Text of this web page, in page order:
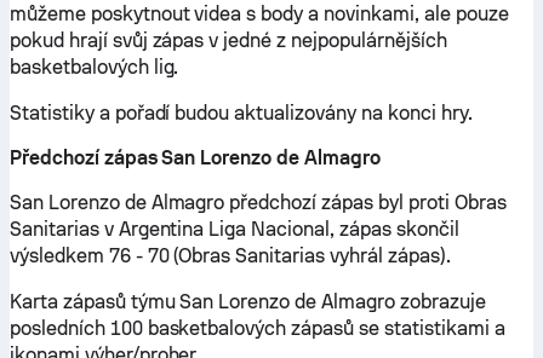
můžeme poskytnout videa s body a novinkami, ale pouze
pokud hrají svůj zápas v jedné z nejpopulárnějších
basketbalových lig.
Statistiky a pořadí budou aktualizovány na konci hry.
Předchozí zápas San Lorenzo de Almagro
San Lorenzo de Almagro předchozí zápas byl proti Obras
Sanitarias v Argentina Liga Nacional, zápas skončil
výsledkem 76 - 70 (Obras Sanitarias vyhrál zápas).
Karta zápasů týmu San Lorenzo de Almagro zobrazuje
posledních 100 basketbalových zápasů se statistikami a